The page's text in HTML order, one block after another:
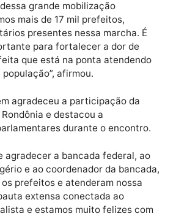
atualmente a associação
rondonienses filiados e
para fortalecer as demandas
gestores municipais.
mais de 17 mil prefeitos,
presentes nessa marcha. É
para fortalecer a dor de
população”, afirmou.
agradeceu a participação da
Rondônia e destacou a